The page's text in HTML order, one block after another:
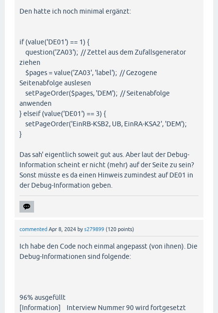
Den hatte ich noch minimal ergänzt:
if (value('DE01') == 1) {
question('ZA03'); // Zettel aus dem Zufallsgenerator
ziehen
$pages = value('ZA03', 'label'); // Gezogene
Seitenabfolge auslesen
setPageOrder($pages, 'DEM'); // Seitenabfolge
anwenden
} elseif (value('DE01') == 3) {
setPageOrder('EinRB-KSB2, UB, EinRA-KSA2', 'DEM');
}
Das sah' eigentlich soweit gut aus. Aber laut der Debug-
Information scheint er nicht (mehr) auf der Seite zu sein?
Sonst müsste es da einen Hinweis zumindest auf DE01 in
der Debug-Information geben.
commented Apr 8, 2024 bys279899 (120 points)
Ich habe den Code noch einmal angepasst (von ihnen). Die
Debug-Informationen sind folgende:
96% ausgefüllt
[Information] Interview Nummer 90 wird fortgesetzt